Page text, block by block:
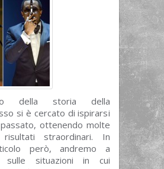
della storia della
si è cercato di ispirarsi
ottenendo molte
straordinari. In
però, andremo a
sulle situazioni in cui